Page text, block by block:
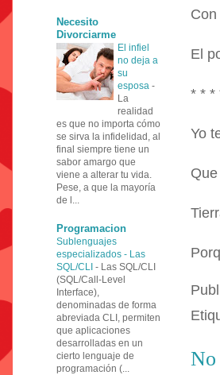
El
* * *
Yo
No
Necesito
Divorciarme
El infiel
no deja a
su
esposa -
La
realidad
es que no importa cómo
se sirva la infidelidad, al
final siempre tiene un
sabor amargo que
viene a alterar tu vida.
Pese, a que la mayoría
de l...
Programacion
Sublenguajes
especializados - Las
SQL/CLI - Las SQL/CLI
(SQL/Call-Level
Interface),
denominadas de forma
abreviada CLI, permiten
que aplicaciones
desarrolladas en un
cierto lenguaje de
programación (...